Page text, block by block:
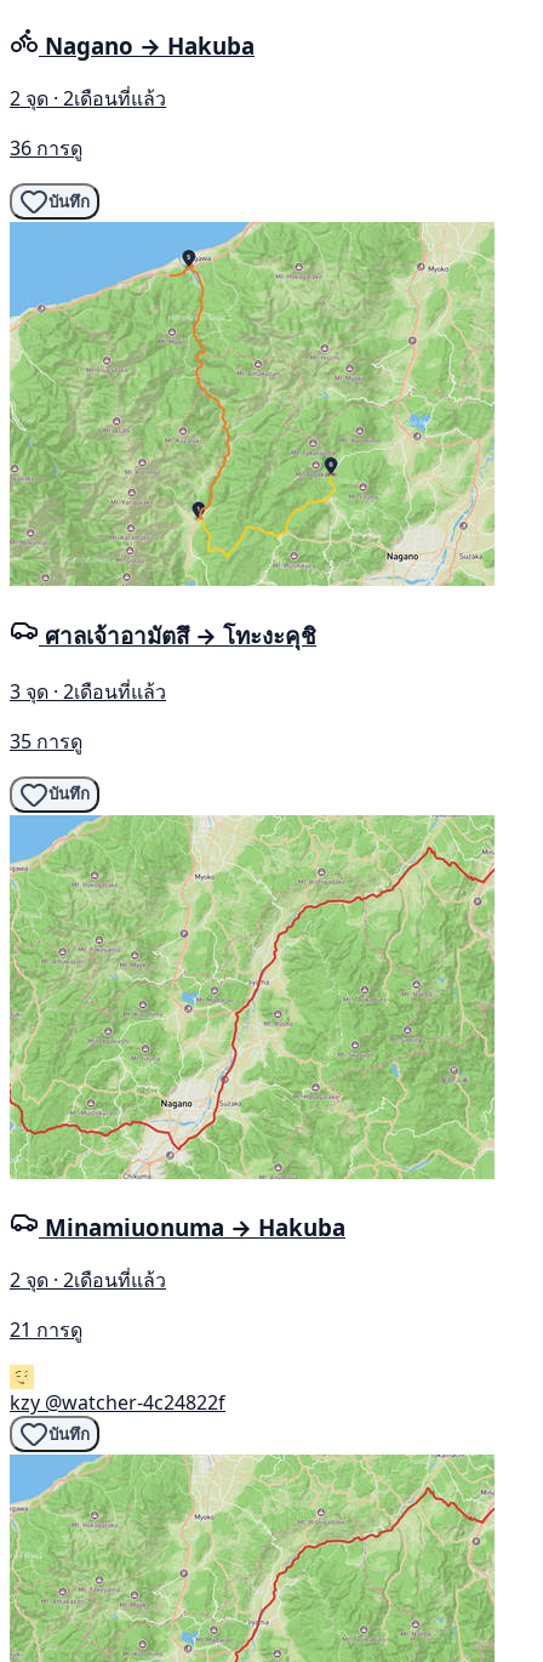
Nagano → Hakuba
2 จุด · 2เดือนที่แล้ว
36 การดู
บันทึก
ศาลเจ้าอามัตสึ → โทะงะคุชิ
3 จุด · 2เดือนที่แล้ว
35 การดู
บันทึก
Minamiuonuma → Hakuba
2 จุด · 2เดือนที่แล้ว
21 การดู
kzy @watcher-4c24822f
บันทึก